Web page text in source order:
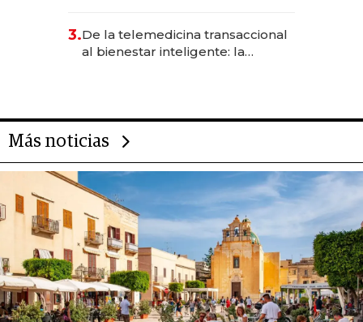
las marcas "fast premium"
3.De la telemedicina transaccional
al bienestar inteligente: la
Más noticias